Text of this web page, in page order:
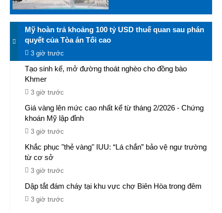
Mỹ hoàn trả khoảng 100 tỷ USD thuế quan sau phán
quyết của Tòa án Tối cao
3 giờ trước
Tạo sinh kế, mở đường thoát nghèo cho đồng bào
Khmer
3 giờ trước
Giá vàng lên mức cao nhất kể từ tháng 2/2026 - Chứng
khoán Mỹ lập đỉnh
3 giờ trước
Khắc phục "thẻ vàng" IUU: “Lá chắn” bảo vệ ngư trường
từ cơ sở
3 giờ trước
Dập tắt đám cháy tại khu vực chợ Biên Hòa trong đêm
3 giờ trước